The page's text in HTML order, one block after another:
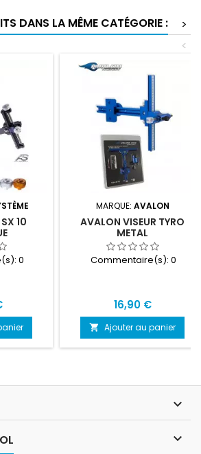
DANS LA MÊME CATÉGORIE :
>
<
10
0
MARQUE: AVALON
AVALON VISEUR TYRO
METAL
Commentaire(s): 0
Prix
16,90 €
 Ajouter au panier

